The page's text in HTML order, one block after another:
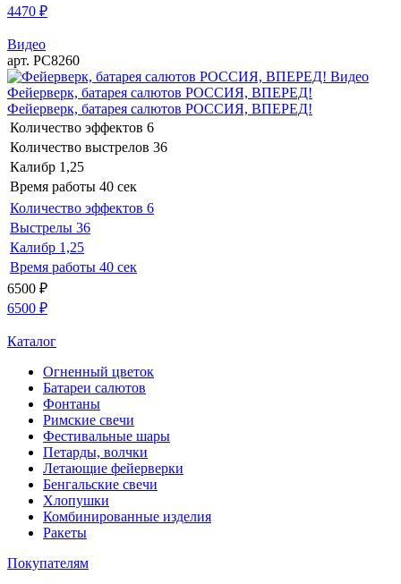
4470 ₽
Видео
арт. РС8260
Видео
Фейерверк, батарея салютов РОССИЯ, ВПЕРЕД!
Фейерверк, батарея салютов РОССИЯ, ВПЕРЕД!
Количество эффектов 6
Количество выстрелов 36
Калибр 1,25
Время работы 40 сек
Количество эффектов 6
Выстрелы 36
Калибр 1,25
Время работы 40 сек
6500 ₽
6500 ₽
Каталог
Огненный цветок
Батареи салютов
Фонтаны
Римские свечи
Фестивальные шары
Петарды, волчки
Летающие фейерверки
Бенгальские свечи
Хлопушки
Комбинированные изделия
Ракеты
Покупателям